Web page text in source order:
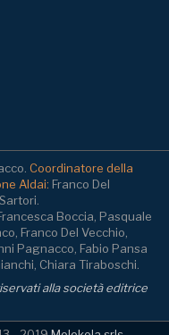
Coordinatore della
Aldai: Franco Del
Boccia, Pasquale
Franco Del Vecchio,
Pagnacco, Fabio Pansa
Chiara Tiraboschi.
alla società editrice